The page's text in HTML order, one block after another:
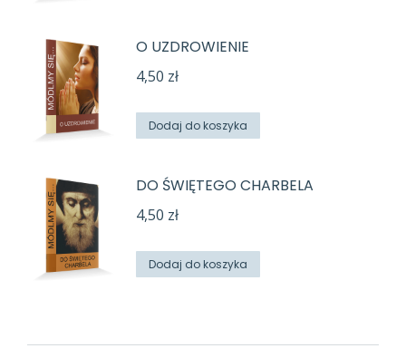
O UZDROWIENIE
4,50 zł
Dodaj do koszyka
DO ŚWIĘTEGO CHARBELA
4,50 zł
Dodaj do koszyka